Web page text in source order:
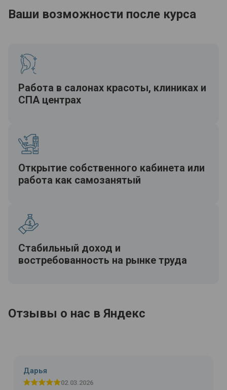
Ваши возможности после курса
Работа в салонах красоты, клиниках и
СПА центрах
Открытие собственного кабинета или
работа как самозанятый
Стабильный доход и
востребованность на рынке труда
Отзывы о нас в Яндекс
Дарья
02.03.2026